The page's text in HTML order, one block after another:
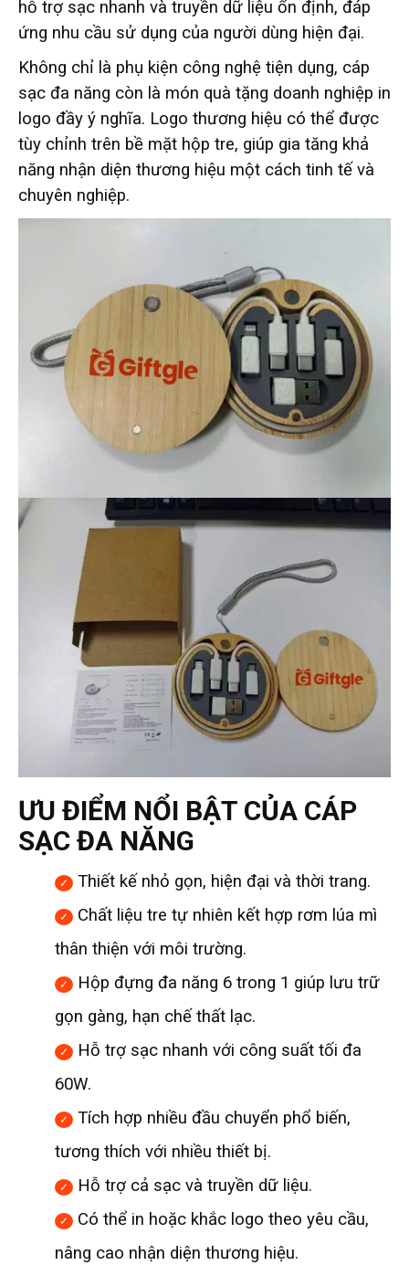
hỗ trợ sạc nhanh và truyền dữ liệu ổn định, đáp
ứng nhu cầu sử dụng của người dùng hiện đại.
Không chỉ là phụ kiện công nghệ tiện dụng, cáp
sạc đa năng còn là món quà tặng doanh nghiệp in
logo đầy ý nghĩa. Logo thương hiệu có thể được
tùy chỉnh trên bề mặt hộp tre, giúp gia tăng khả
năng nhận diện thương hiệu một cách tinh tế và
chuyên nghiệp.
ƯU ĐIỂM NỔI BẬT CỦA CÁP
SẠC ĐA NĂNG
Thiết kế nhỏ gọn, hiện đại và thời trang.
Chất liệu tre tự nhiên kết hợp rơm lúa mì
thân thiện với môi trường.
Hộp đựng đa năng 6 trong 1 giúp lưu trữ
gọn gàng, hạn chế thất lạc.
Hỗ trợ sạc nhanh với công suất tối đa
60W.
Tích hợp nhiều đầu chuyển phổ biến,
tương thích với nhiều thiết bị.
Hỗ trợ cả sạc và truyền dữ liệu.
Có thể in hoặc khắc logo theo yêu cầu,
nâng cao nhận diện thương hiệu.